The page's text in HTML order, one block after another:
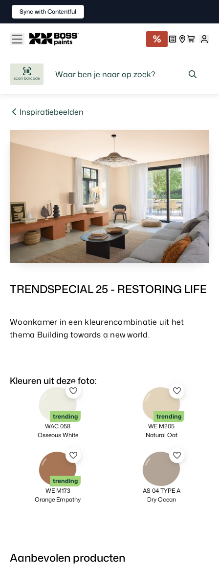
scan barcode
Inspiratiebeelden
TRENDSPECIAL 25 - RESTORING LIFE
Woonkamer in een kleurencombinatie uit het
thema Building towards a new world.
Kleuren uit deze foto:
trending
WAC 058
Osseous White
trending
WE M205
Natural Oat
trending
WE M173
Orange Empathy
AS 04 TYPE A
Dry Ocean
Aanbevolen producten
Sync with Contentful